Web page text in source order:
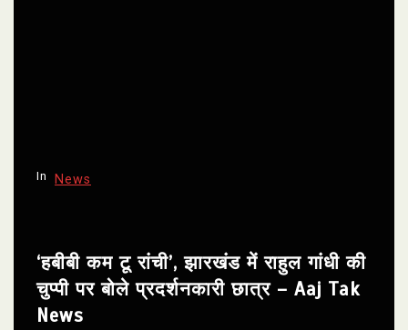
In News
‘हबीबी कम टू रांची’, झारखंड में राहुल गांधी की
चुप्पी पर बोले प्रदर्शनकारी छात्र – Aaj Tak
News